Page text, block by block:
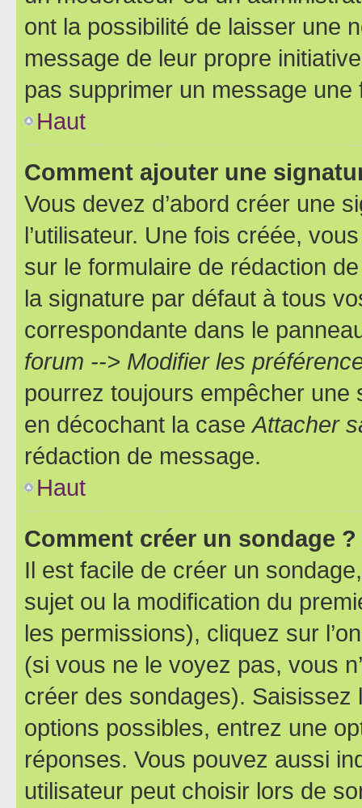
ont la possibilité de laisser une
message de leur propre
pas supprimer un message une
Haut
Comment ajouter une
Vous devez d’abord créer une
l’utilisateur. Une fois créée,
sur le formulaire de rédaction
la signature par défaut à tous
correspondante dans le
forum --> Modifier les
pourrez toujours empêcher une
en décochant la caseAttacher
rédaction de message.
Haut
Comment créer un sondage ?
Il est facile de créer un
sujet ou la modification du
les permissions), cliquez sur
(si vous ne le voyez pas, vous
créer des sondages).
options possibles, entrez une
réponses. Vous pouvez aussi
utilisateur peut choisir lors de